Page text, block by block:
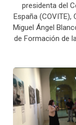
presidenta del
España
Miguel Ángel
de Formación de